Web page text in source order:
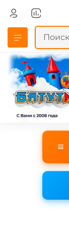
≡